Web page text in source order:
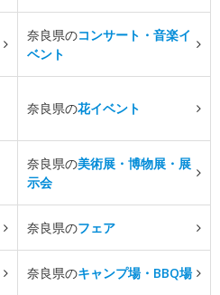
奈良県のコンサート・音楽イ
ベント
奈良県の花イベント
奈良県の美術展・博物展・展
示会
奈良県のフェア
奈良県のキャンプ場・BBQ場